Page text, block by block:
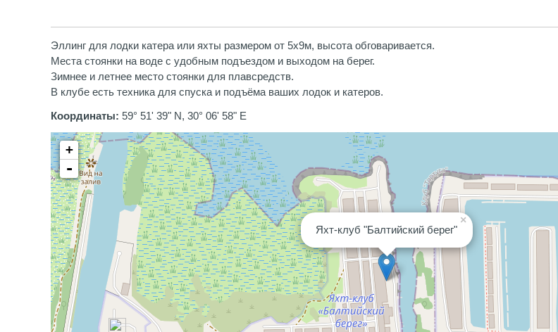
Эллинг для лодки катера или яхты размером от 5х9м, высота обговаривается.
Места стоянки на воде с удобным подъездом и выходом на берег.
Зимнее и летнее место стоянки для плавсредств.
В клубе есть техника для спуска и подъёма ваших лодок и катеров.
Координаты: 59° 51' 39" N, 30° 06' 58" E
×
Яхт-клуб "Балтийский берег"
+
-